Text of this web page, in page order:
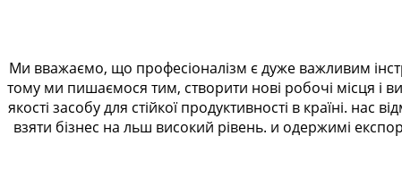
Ми вважаємо, що професіоналізм є дуже важливим
тому ми пишаємося тим, створити нові робочі місця і
якості засобу для стійкої продуктивності в країні. нас
взяти бізнес на льш високий рівень. и одержимі